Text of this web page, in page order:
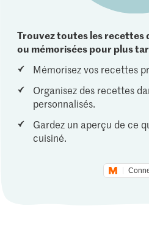
Trouvez toutes les recettes
ou mémorisées pour plus
Mémorisez vos recettes
Organisez des recettes
personnalisés.
Gardez un aperçu de ce
cuisiné.